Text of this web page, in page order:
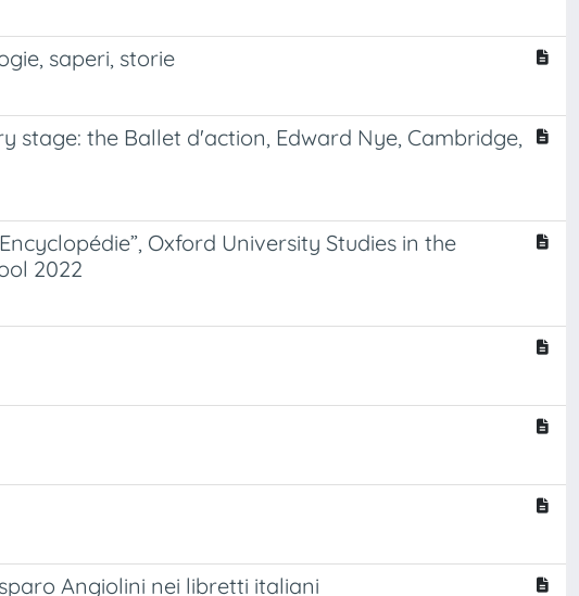
saperi, storie
stage: the Ballet d'action, Edward Nye, Cambridge,
Oxford University Studies in the
2022
Angiolini nei libretti italiani